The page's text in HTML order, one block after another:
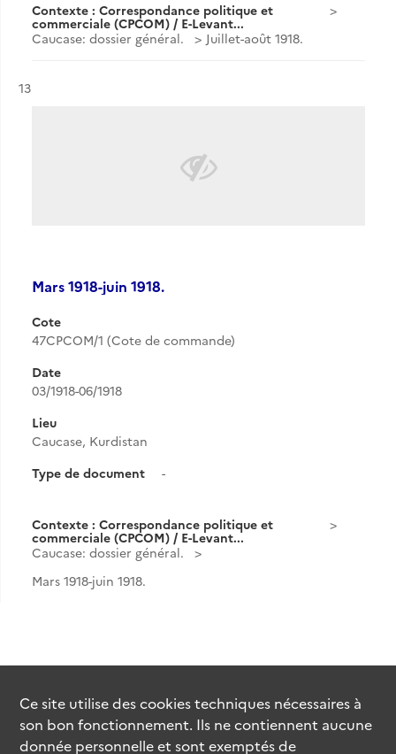
Contexte : Correspondance politique et
commerciale (CPCOM) / E-Levant...
Caucase: dossier général.
Juillet-août 1918.
Résultat n°
13
Mars 1918-juin 1918.
Cote
47CPCOM/1 (Cote de commande)
Date
03/1918-06/1918
Lieu
Caucase, Kurdistan
Type de document
-
Contexte : Correspondance politique et
commerciale (CPCOM) / E-Levant...
Caucase: dossier général.
Mars 1918-juin 1918.
Ce site utilise descookiestechniques nécessaires à
son bon fonctionnement. Ils ne contiennent aucune
donnée personnelle et sont exemptés de